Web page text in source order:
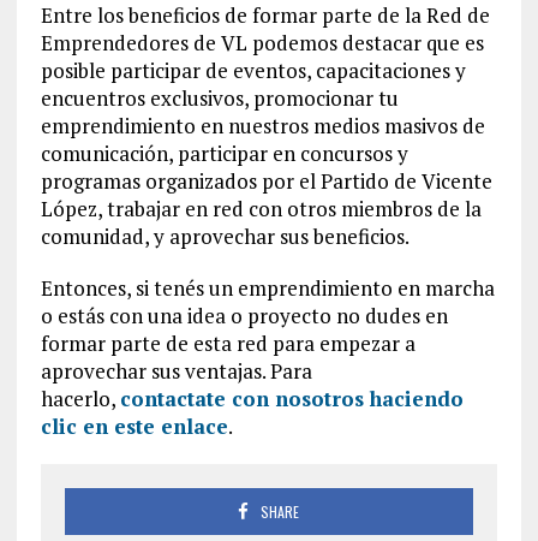
Entre los beneficios de formar parte de la Red de
Emprendedores de VL podemos destacar que es
posible participar de eventos, capacitaciones y
encuentros exclusivos, promocionar tu
emprendimiento en nuestros medios masivos de
comunicación, participar en concursos y
programas organizados por el Partido de Vicente
López, trabajar en red con otros miembros de la
comunidad, y aprovechar sus beneficios.
Entonces, si tenés un emprendimiento en marcha
o estás con una idea o proyecto no dudes en
formar parte de esta red para empezar a
aprovechar sus ventajas. Para
hacerlo, contactate con nosotros haciendo
clic en este enlace.
SHARE